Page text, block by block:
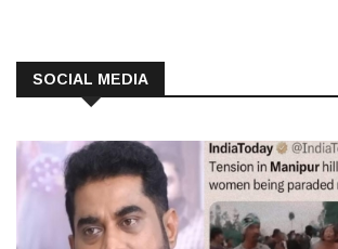
SOCIAL MEDIA